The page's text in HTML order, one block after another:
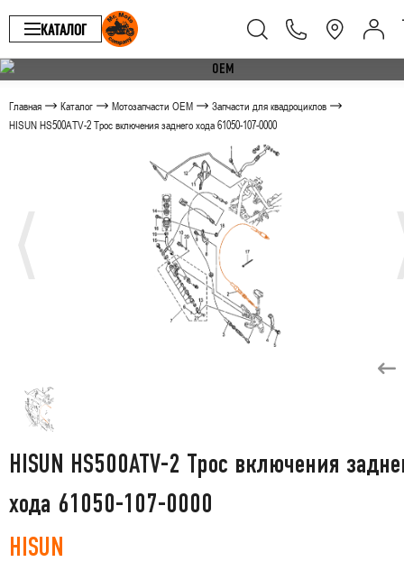
КАТАЛОГ
Главная Каталог Мотозапчасти OEM
Запчасти для квадроциклов
HISUN HS500ATV-2 Трос включения заднего хода 61050-107-0000
HISUN HS500ATV-2 Трос включения
хода 61050-107-0000
HISUN